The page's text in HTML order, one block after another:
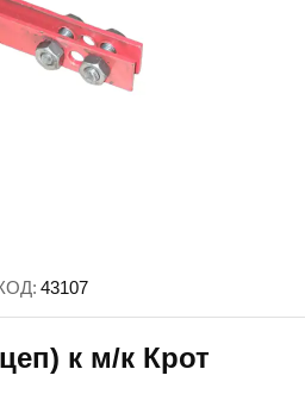
43107
к м/к Крот